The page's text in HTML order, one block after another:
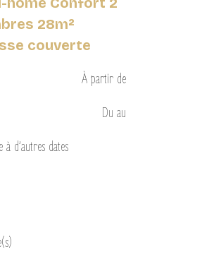
28m²
couverte
À partir de
Du au
à d’autres dates